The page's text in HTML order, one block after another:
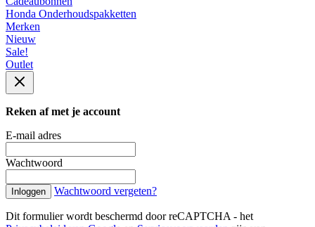
Honda Onderhoudspakketten
Merken
Nieuw
Sale!
Outlet
Reken af met je account
E-mail adres
Wachtwoord
Inloggen Wachtwoord vergeten?
Dit formulier wordt beschermd door reCAPTCHA - het